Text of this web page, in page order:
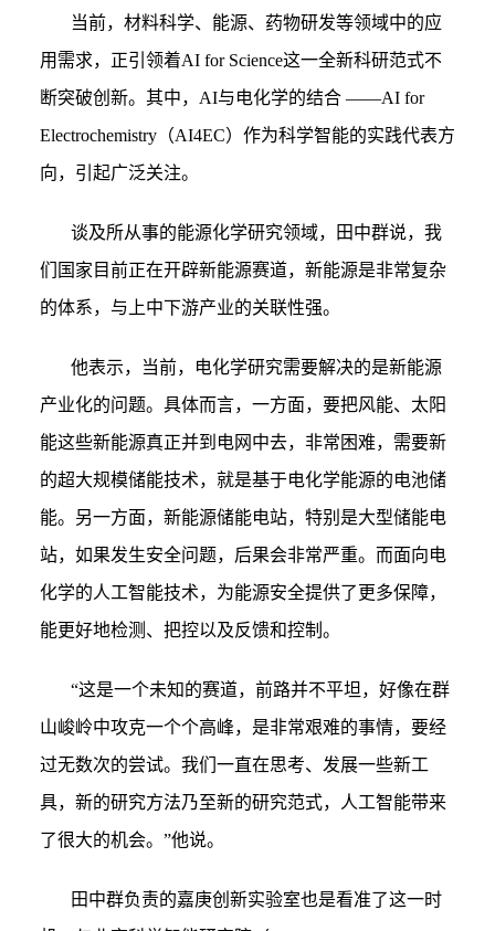
当前，材料科学、能源、药物研发等领域中的应
用需求，正引领着AI for Science这一全新科研范式不
断突破创新。其中，AI与电化学的结合 ——AI for
Electrochemistry（AI4EC）作为科学智能的实践代表方
向，引起广泛关注。
谈及所从事的能源化学研究领域，田中群说，我
们国家目前正在开辟新能源赛道，新能源是非常复杂
的体系，与上中下游产业的关联性强。
他表示，当前，电化学研究需要解决的是新能源
产业化的问题。具体而言，一方面，要把风能、太阳
能这些新能源真正并到电网中去，非常困难，需要新
的超大规模储能技术，就是基于电化学能源的电池储
能。另一方面，新能源储能电站，特别是大型储能电
站，如果发生安全问题，后果会非常严重。而面向电
化学的人工智能技术，为能源安全提供了更多保障，
能更好地检测、把控以及反馈和控制。
“这是一个未知的赛道，前路并不平坦，好像在群
山峻岭中攻克一个个高峰，是非常艰难的事情，要经
过无数次的尝试。我们一直在思考、发展一些新工
具，新的研究方法乃至新的研究范式，人工智能带来
了很大的机会。”他说。
田中群负责的嘉庚创新实验室也是看准了这一时